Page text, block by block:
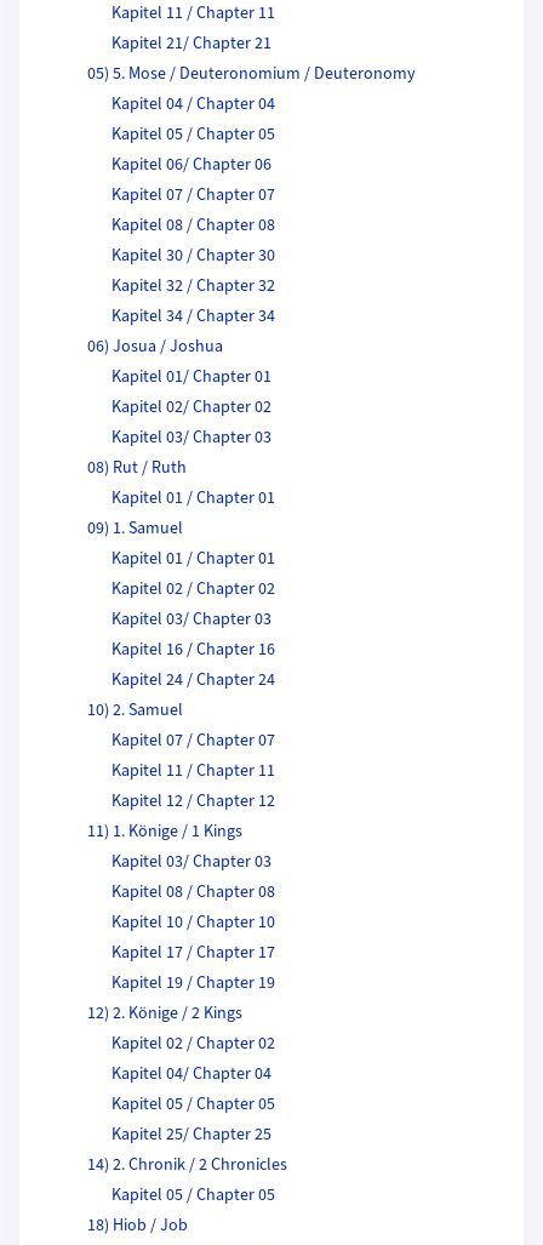
Kapitel 11 / Chapter 11
Kapitel 21/ Chapter 21
05) 5. Mose / Deuteronomium / Deuteronomy
Kapitel 04 / Chapter 04
Kapitel 05 / Chapter 05
Kapitel 06/ Chapter 06
Kapitel 07 / Chapter 07
Kapitel 08 / Chapter 08
Kapitel 30 / Chapter 30
Kapitel 32 / Chapter 32
Kapitel 34 / Chapter 34
06) Josua / Joshua
Kapitel 01/ Chapter 01
Kapitel 02/ Chapter 02
Kapitel 03/ Chapter 03
08) Rut / Ruth
Kapitel 01 / Chapter 01
09) 1. Samuel
Kapitel 01 / Chapter 01
Kapitel 02 / Chapter 02
Kapitel 03/ Chapter 03
Kapitel 16 / Chapter 16
Kapitel 24 / Chapter 24
10) 2. Samuel
Kapitel 07 / Chapter 07
Kapitel 11 / Chapter 11
Kapitel 12 / Chapter 12
11) 1. Könige / 1 Kings
Kapitel 03/ Chapter 03
Kapitel 08 / Chapter 08
Kapitel 10 / Chapter 10
Kapitel 17 / Chapter 17
Kapitel 19 / Chapter 19
12) 2. Könige / 2 Kings
Kapitel 02 / Chapter 02
Kapitel 04/ Chapter 04
Kapitel 05 / Chapter 05
Kapitel 25/ Chapter 25
14) 2. Chronik / 2 Chronicles
Kapitel 05 / Chapter 05
18) Hiob / Job